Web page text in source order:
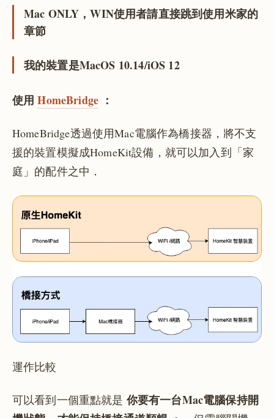
Mac ONLY，WIN使用者請直接跳到使用米家的
章節
我的裝置是MacOS 10.14/iOS 12
使用HomeBridge ：
HomeBridge透過使用Mac電腦作為橋接器，將不支
援的裝置模擬成HomeKit設備，就可以加入到「家
庭」的配件之中．
運作比較
可以看到一個重點就是你要有一台Mac電腦保持開